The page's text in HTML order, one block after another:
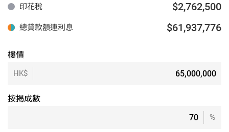
印花稅 $2,762,500
總貸款額連利息 $61,937,776
樓價
HK$
按揭成數
%